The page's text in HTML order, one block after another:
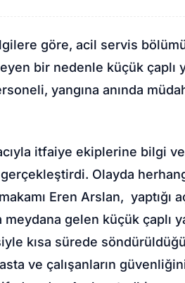
göre, acil servis
bir nedenle küçük çaplı
yangına anında
itfaiye ekiplerine bilgi
Olayda
Eren Arslan,
gelen küçük çaplı
kısa sürede
ve çalışanların